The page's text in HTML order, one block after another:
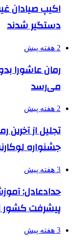
اکیپ صیادان
دستگیر شدند
2 هفته پیش
رمان عاشورا
می‌رسد
2 هفته پیش
تجلیل از
جشنواره
3 هفته پیش
حدادعادل:
پیشرفت
3 هفته پیش